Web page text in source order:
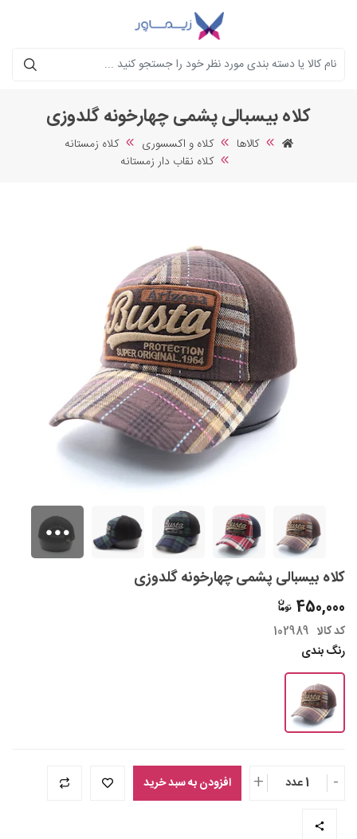
جستجو
کلاه بیسبالی پشمی چهارخونه گلدوزی
کالاها کلاه و اکسسوری
کلاه زمستانه
کلاه نقاب دار زمستانه
کلاه بیسبالی پشمی چهارخونه گلدوزی
450,000
کد کالا 102989
رنگ بندی
- 1 عدد + افزودن به سبد خرید